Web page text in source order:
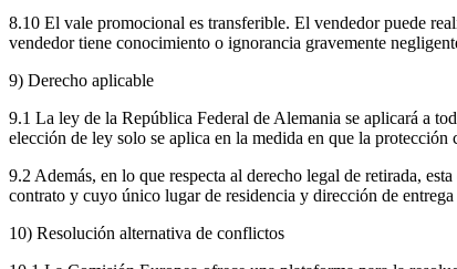
8.10 El vale promocional es transferible. El vendedor puede
vendedor tiene conocimiento o ignorancia gravemente
9) Derecho aplicable
9.1 La ley de la República Federal de Alemania se aplicará a
elección de ley solo se aplica en la medida en que la
9.2 Además, en lo que respecta al derecho legal de retirada,
contrato y cuyo único lugar de residencia y dirección de
10) Resolución alternativa de conflictos